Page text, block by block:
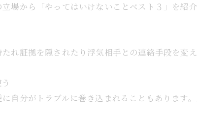
場から「やってはいけないことベスト３」を紹介
れ証拠を隠されたり浮気相手との連絡手段を変
自分がトラブルに巻き込まれることもあります